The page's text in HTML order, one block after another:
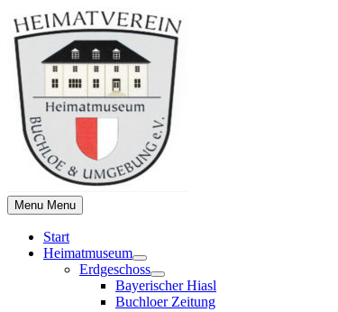
Skip
to
content
Menu Menu
Start
Heimatmuseum
Show
sub
menu
Erdgeschoss
Show
sub
menu
Bayerischer Hiasl
Buchloer Zeitung